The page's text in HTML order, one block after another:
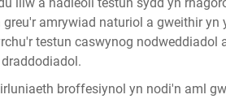
amrywiad naturiol a gweithir
testun caswynog nodweddiadol
broffesiynol yn nodi'n aml